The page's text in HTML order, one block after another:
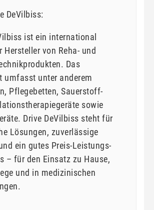
DeVilbiss:
ist ein international
Hersteller von Reha- und
Das
umfasst unter anderem
Pflegebetten, Sauerstoff-
sowie
Drive DeVilbiss steht für
Lösungen, zuverlässige
ein gutes Preis-Leistungs-
– für den Einsatz zu Hause,
und in medizinischen